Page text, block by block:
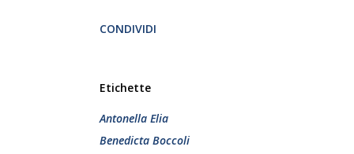
CONDIVIDI
Etichette
Antonella Elia
Benedicta Boccoli